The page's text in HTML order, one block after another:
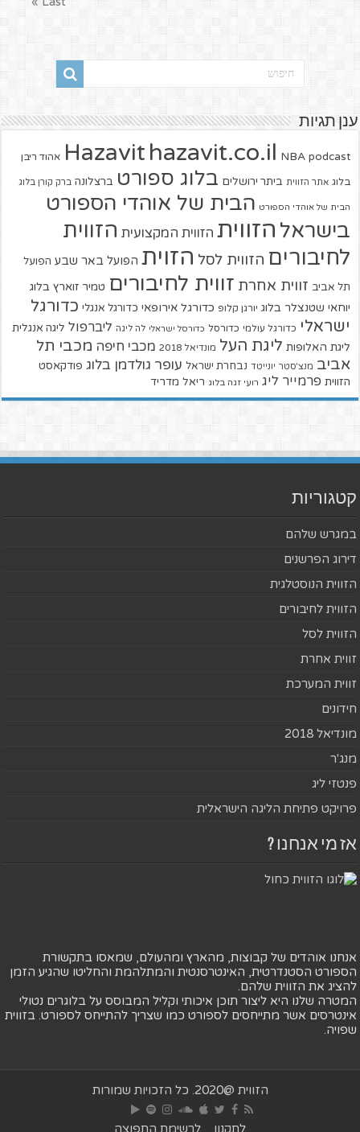
ענן תגיות
Hazavit hazavit.co.il NBA podcast אהוד ריבן
בלוג אתר הזווית ביתר ירושלים בלוג ספורט ברצלונה ברק קורן בלוג
הבית של אוהדי הספורט הבית של אוהדי הספורט
בישראל הזווית הזווית המקצועית הזווית
לחיבורים הזווית לסל הזוית הפועל באר שבע הפועל
תל אביב זווית אחרת זווית לחיבורים טמיר זוארץ בלוג
יוחאי שטנצלר בלוג יורגן קלופ כדורגל אירופאי כדורגל אנגלי כדורגל
ישראלי כדורגל עולמי כדורסל כדורסל ישראלי לה ליגה ליברפול ליגה אנגלית
ליגת האלופות ליגת העל מונדיאל 2018 מכבי חיפה מכבי תל
אביב מנצ'סטר יונייטד נבחרת ישראל עופר גולדמן בלוג פודקאסט
הזווית פרמייר ליג רועי זגה בלוג ריאל מדריד
קטגוריות
במגרש שלהם
דירוג הפרשנים
הזווית הנוסטלגית
הזווית לחיבורים
הזווית לסל
זווית אחרת
זווית המערכת
חידונים
מונדיאל 2018
מנג'ר
פנטזי ליג
פרויקט פתיחת הליגה הישראלית
אז מי אנחנו ?
אנחנו אוהדים של קבוצות, מהארץ ומהעולם, שמאסו בתקשורת
הספורט הסטנדרטית, האינטרסנטית והמתלהמת והחליטו שהגיע הזמן
להציג את הזווית שלהם.
המטרה שלנו היא ליצור תוכן איכותי וקליל המבוסס על בלוגרים נטולי
אינטרסים אשר מתייחסים לספורט כמו שצריך להתייחס לספורט. בזווית
שפויה.
הזווית @2020. כל הזכויות שמורות
לתקנון לרשימת התפוצה